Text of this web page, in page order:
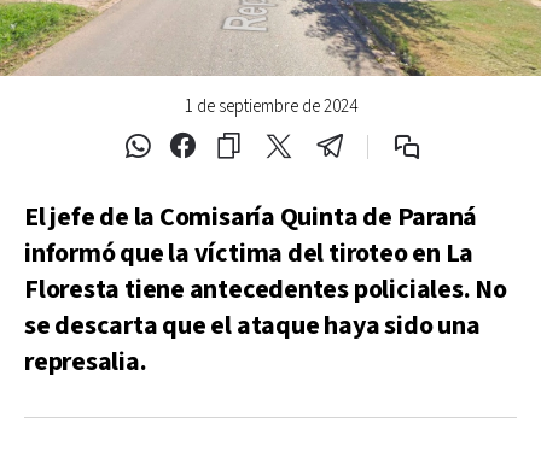
1 de septiembre de 2024
El jefe de la Comisaría Quinta de Paraná
informó que la víctima del tiroteo en La
Floresta tiene antecedentes policiales. No
se descarta que el ataque haya sido una
represalia.